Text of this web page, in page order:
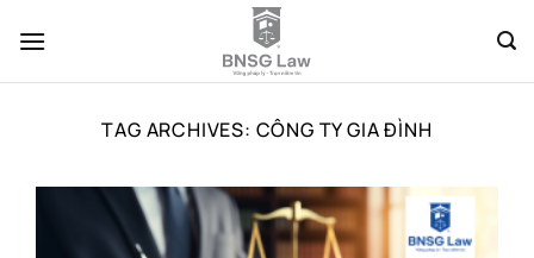
TAG ARCHIVES: CÔNG TY GIA ĐÌNH